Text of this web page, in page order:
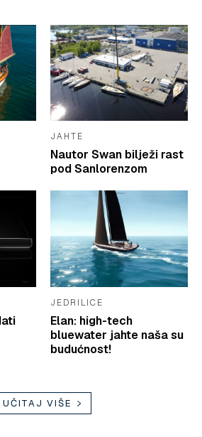
JAHTE
Nautor Swan bilježi rast
pod Sanlorenzom
JEDRILICE
Elan: high-tech
bluewater jahte naša su
budućnost!
UČITAJ VIŠE